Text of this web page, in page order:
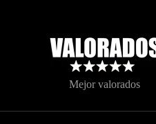
Mejor valorados